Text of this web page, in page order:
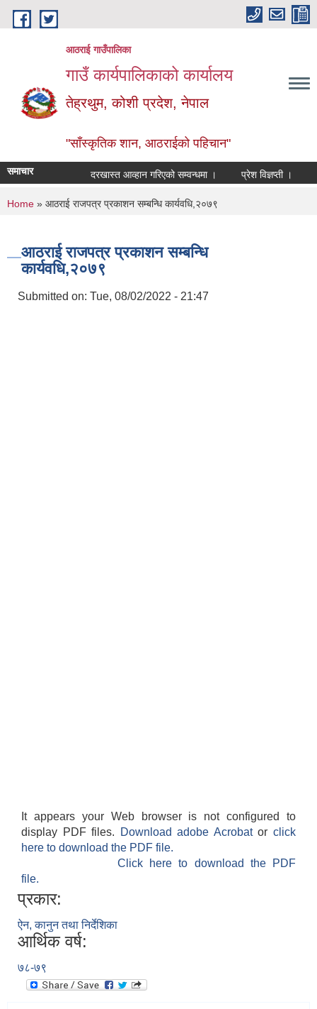
Skip to main content
आठराई गाउँपालिका
गाउँ कार्यपालिकाको कार्यालय
तेह्रथुम, कोशी प्रदेश, नेपाल
"साँस्कृतिक शान, आठराईको पहिचान"
समाचार दरखास्त आव्हान गरिएको सम्वन्धमा । प्रेश विज्ञप्ती ।
You are here
Home » आठराई राजपत्र प्रकाशन सम्बन्धि कार्यवधि,२०७९
आठराई राजपत्र प्रकाशन सम्बन्धि
कार्यवधि,२०७९
Submitted on: Tue, 08/02/2022 - 21:47
It appears your Web browser is not configured to
display PDF files.
Download adobe Acrobatorclick
here to download the PDF file.
Click here to download the PDF
file.
प्रकार:
ऐन, कानुन तथा निर्देशिका
आर्थिक वर्ष:
७८-७९